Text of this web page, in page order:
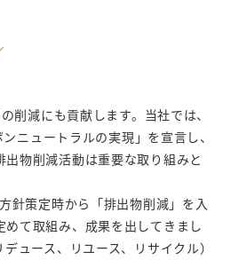
削減にも貢献します。当社では、
ニュートラルの実現」を宣言し、
出物削減活動は重要な取り組みと
針策定時から「排出物削減」を入
めて取組み、成果を出してきまし
ュース、リユース、リサイクル）